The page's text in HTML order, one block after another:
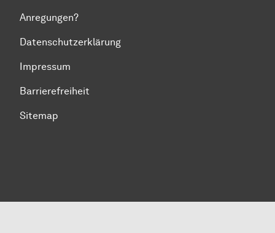
Anregungen?
Datenschutzerklärung
Impressum
Barrierefreiheit
Sitemap